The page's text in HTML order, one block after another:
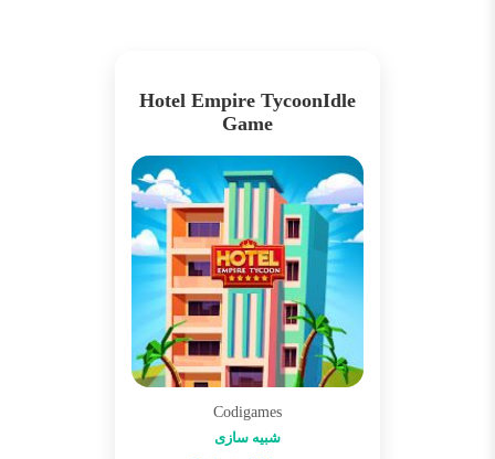
Hotel Empire TycoonIdle
Game
Codigames
شبیه سازی